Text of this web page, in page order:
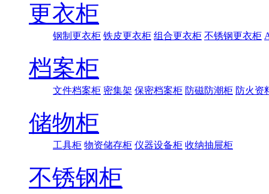
更衣柜
钢制更衣柜 铁皮更衣柜 组合更衣柜 不锈钢更衣柜
档案柜
文件档案柜 密集架 保密档案柜 防磁防潮柜 防火资
储物柜
工具柜 物资储存柜 仪器设备柜 收纳抽屉柜
不锈钢柜